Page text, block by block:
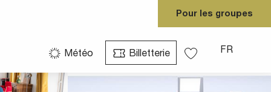
Météo
Billetterie
FR
Pour les groupes